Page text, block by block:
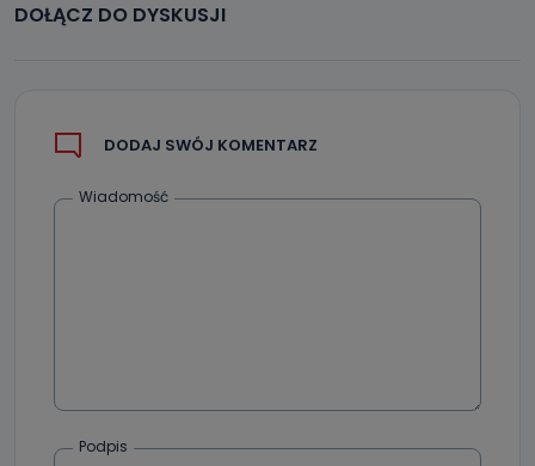
DOŁĄCZ DO DYSKUSJI
DODAJ SWÓJ KOMENTARZ
Wiadomość
Podpis